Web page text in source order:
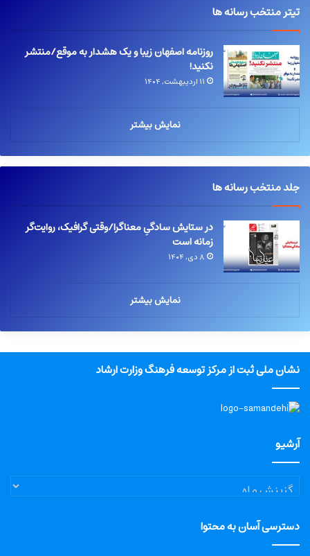
تیتر منتخب رسانه ها
روزنامه اصفهان زیبا و یک هشدار به موقع/منتشر
نکنید!
۱۱ اردیبهشت, ۱۴۰۴
نمایش بیشتر
جلد منتخب رسانه ها
در ستایش سادگیِ معناگرا/وقتی گرافیک، روایت‌گر
زمانه است
۸ دی, ۱۴۰۴
نمایش بیشتر
نشان ملی ثبت از مرکز توسعه فرهنگ وزارت ارشاد
آرشیو
آرشیو
دسترسی آسان به محتوا